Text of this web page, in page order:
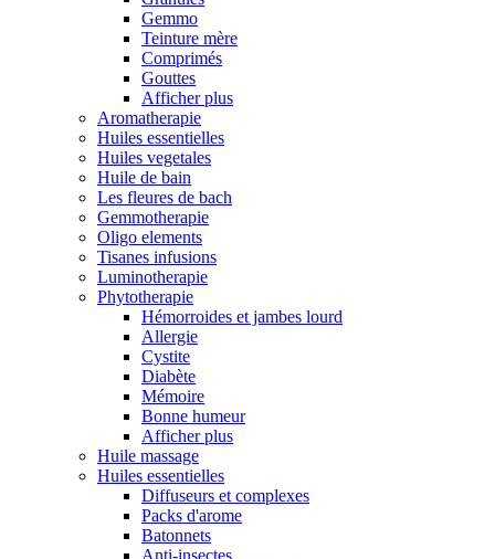
Gemmo
Teinture mère
Comprimés
Gouttes
Afficher plus
Aromatherapie
Huiles essentielles
Huiles vegetales
Huile de bain
Les fleures de bach
Gemmotherapie
Oligo elements
Tisanes infusions
Luminotherapie
Phytotherapie
Hémorroides et jambes lourd
Allergie
Cystite
Diabète
Mémoire
Bonne humeur
Afficher plus
Huile massage
Huiles essentielles
Diffuseurs et complexes
Packs d'arome
Batonnets
Anti-insectes